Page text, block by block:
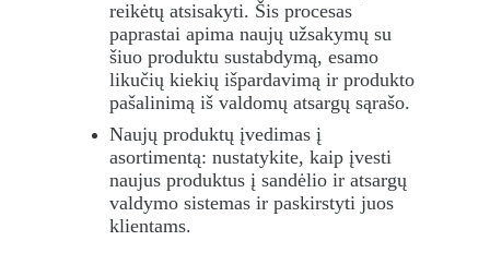
reikėtų atsisakyti. Šis procesas
paprastai apima naujų užsakymų su
šiuo produktu sustabdymą, esamo
likučių kiekių išpardavimą ir produkto
pašalinimą iš valdomų atsargų sąrašo.
Naujų produktų įvedimas į
asortimentą: nustatykite, kaip įvesti
naujus produktus į sandėlio ir atsargų
valdymo sistemas ir paskirstyti juos
klientams.